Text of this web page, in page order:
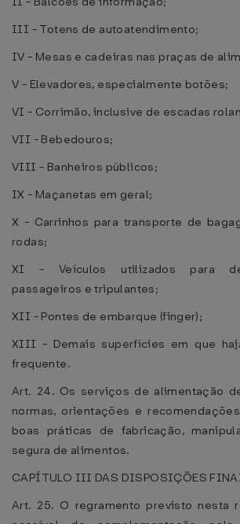
III - Totens de autoatendimento;
IV - Mesas e cadeiras nas praças de
V - Elevadores, especialmente botões;
VI - Corrimão, inclusive de escadas
VII - Bebedouros;
VIII - Banheiros públicos;
IX - Maçanetas em geral;
X - Carrinhos para transporte de
rodas;
XI - Veículos utilizados para
passageiros e tripulantes;
XII - Pontes de embarque (finger);
XIII - Demais superfícies em que
frequente.
Art. 24. Os serviços de alimentação
normas, orientações e
boas práticas de fabricação,
segura de alimentos.
CAPÍTULO III DAS DISPOSIÇÕES
Art. 25. O regramento previsto nesta